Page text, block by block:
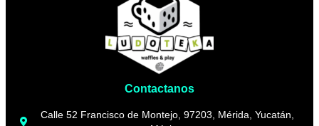
Contactanos
Calle 52 Francisco de Montejo, 97203, Mérida, Yucatán,